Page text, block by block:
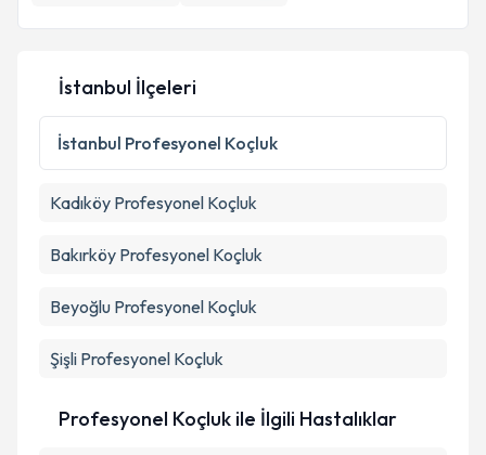
İstanbul İlçeleri
İstanbul Profesyonel Koçluk
Kadıköy Profesyonel Koçluk
Bakırköy Profesyonel Koçluk
Beyoğlu Profesyonel Koçluk
Şişli Profesyonel Koçluk
Profesyonel Koçluk ile İlgili Hastalıklar